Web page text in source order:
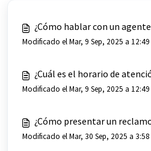
¿Cómo hablar con un
Modificado el Mar, 9 Sep, 2025 a 12:49
¿Cuál es el horario de
Modificado el Mar, 9 Sep, 2025 a 12:49
¿Cómo presentar un
Modificado el Mar, 30 Sep, 2025 a 3:58